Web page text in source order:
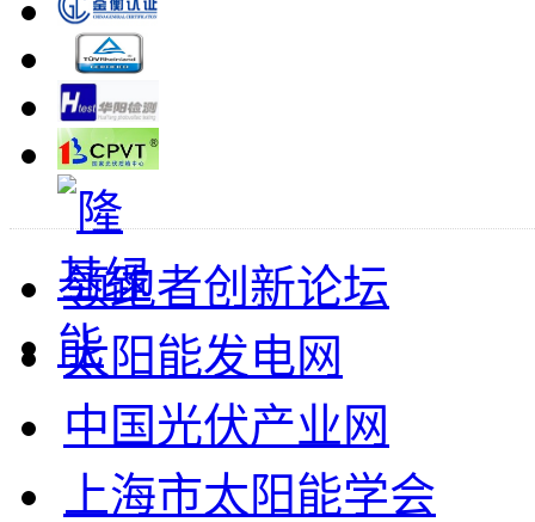
领跑者创新论坛
太阳能发电网
中国光伏产业网
上海市太阳能学会